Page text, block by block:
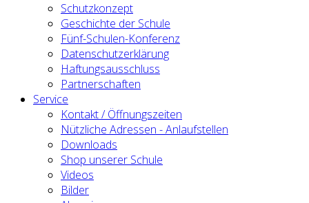
Schutzkonzept
Geschichte der Schule
Fünf-Schulen-Konferenz
Datenschutzerklärung
Haftungsausschluss
Partnerschaften
Service
Kontakt / Öffnungszeiten
Nützliche Adressen - Anlaufstellen
Downloads
Shop unserer Schule
Videos
Bilder